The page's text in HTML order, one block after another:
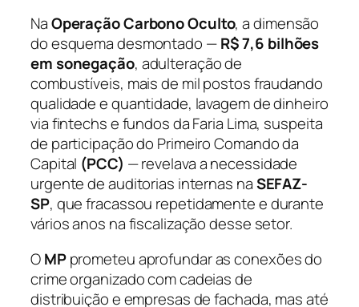
NaOperação Carbono Oculto, a dimensão
do esquema desmontado —R$ 7,6 bilhões
em sonegação, adulteração de
combustíveis, mais de mil postos fraudando
qualidade e quantidade, lavagem de dinheiro
via fintechs e fundos da Faria Lima, suspeita
de participação do Primeiro Comando da
Capital (PCC) — revelava a necessidade
urgente de auditorias internas naSEFAZ-
SP, que fracassou repetidamente e durante
vários anos na fiscalização desse setor.
OMPprometeu aprofundar as conexões do
crime organizado com cadeias de
distribuição e empresas de fachada, mas até